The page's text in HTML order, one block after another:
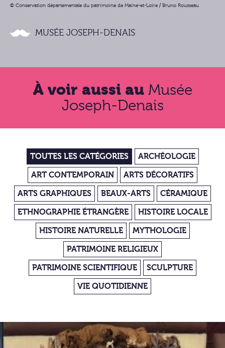
© Conservation départementale du patrimoine de Maine-et-Loire / Bruno Rousseau
MUSÉE JOSEPH-DENAIS
À voir aussi au Musée
Joseph-Denais
TOUTES LES CATÉGORIES ARCHÉOLOGIE
ART CONTEMPORAIN ARTS DÉCORATIFS
ARTS GRAPHIQUES BEAUX-ARTS CÉRAMIQUE
ETHNOGRAPHIE ÉTRANGÈRE HISTOIRE LOCALE
HISTOIRE NATURELLE MYTHOLOGIE
PATRIMOINE RELIGIEUX
PATRIMOINE SCIENTIFIQUE SCULPTURE
VIE QUOTIDIENNE